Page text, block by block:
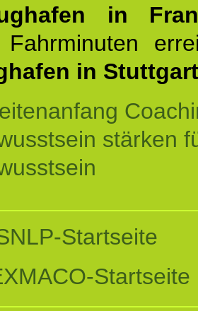
in
Fahrminuten
in
stärken
Startseite
Startseite